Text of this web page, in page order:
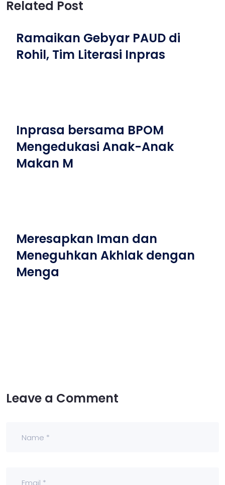
Related Post
Ramaikan Gebyar PAUD di
Rohil, Tim Literasi Inpras
Inprasa bersama BPOM
Mengedukasi Anak-Anak
Makan M
Meresapkan Iman dan
Meneguhkan Akhlak dengan
Menga
Leave a Comment